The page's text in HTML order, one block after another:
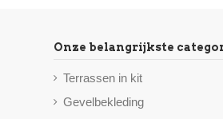
Onze belangrijkste
Terrassen in kit
Gevelbekleding